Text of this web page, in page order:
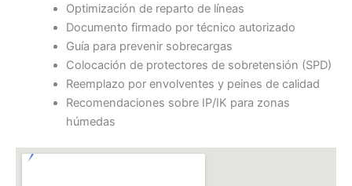
Optimización de reparto de líneas
Documento firmado por técnico autorizado
Guía para prevenir sobrecargas
Colocación de protectores de sobretensión (SPD)
Reemplazo por envolventes y peines de calidad
Recomendaciones sobre IP/IK para zonas
húmedas